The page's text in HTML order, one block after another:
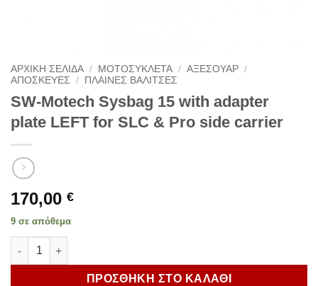
ΑΡΧΙΚΗ ΣΕΛΙΔΑ / ΜΟΤΟΣΥΚΛΕΤΑ / ΑΞΕΣΟΥΑΡ /
ΑΠΟΣΚΕΥΕΣ
/ ΠΛΑΙΝΕΣ ΒΑΛΙΤΣΕΣ
SW-Motech Sysbag 15 with adapter
plate LEFT for SLC & Pro side carrier
170,00 €
9 σε απόθεμα
SW-Motech Sysbag 15 with adapter plate LEFT for SLC & Pro
ΠΡΟΣΘΗΚΗ ΣΤΟ ΚΑΛΑΘΙ